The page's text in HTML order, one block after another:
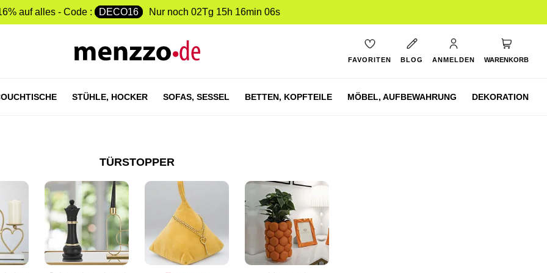
auf alles - Code : DECO16 Nur noch 02Tg 15h 16min 06s
FAVORITEN BLOG ANMELDEN WARENKORB
STÜHLE, HOCKER SOFAS, SESSEL BETTEN, KOPFTEILE MÖBEL, AUFBEWAHRUNG DEKORATION
TÜRSTOPPER